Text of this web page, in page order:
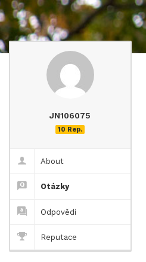
JN106075
10 Rep.
About
Otázky
Odpovědi
Reputace